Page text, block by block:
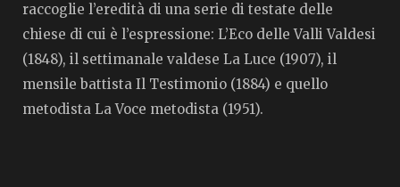
raccoglie l’eredità di una serie di testate delle
chiese di cui è l’espressione: L’Eco delle Valli Valdesi
(1848), il settimanale valdese La Luce (1907), il
mensile battista Il Testimonio (1884) e quello
metodista La Voce metodista (1951).